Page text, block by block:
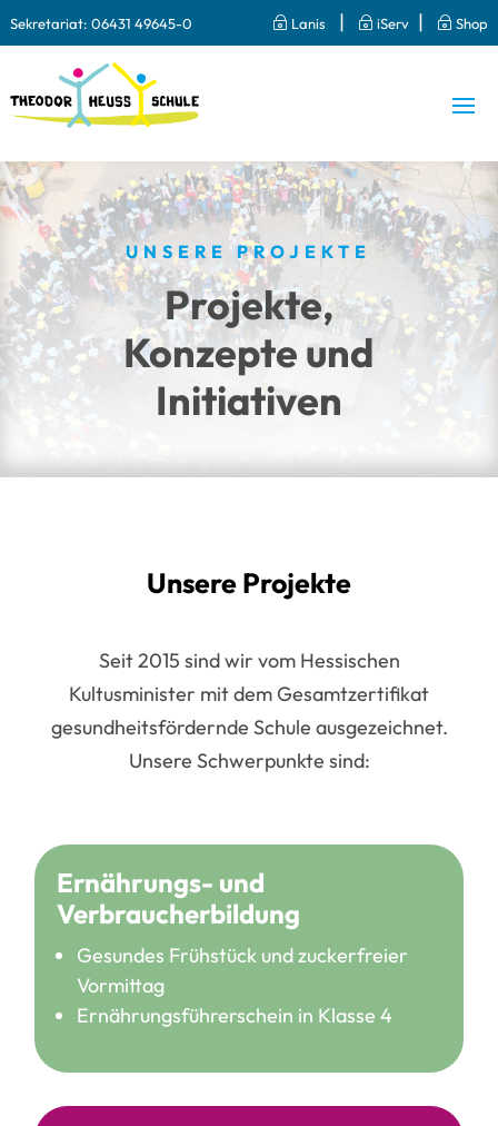
Sekretariat: 06431 49645-0 ~ Lanis | ~ iServ | ~ Shop
UNSERE PROJEKTE
Projekte,
Konzepte und
Initiativen
Unsere Projekte
Seit 2015 sind wir vom Hessischen
Kultusminister mit dem Gesamtzertifikat
gesundheitsfördernde Schule ausgezeichnet.
Unsere Schwerpunkte sind:
Ernährungs- und
Verbraucherbildung
Gesundes Frühstück und zuckerfreier
Vormittag
Ernährungsführerschein in Klasse 4